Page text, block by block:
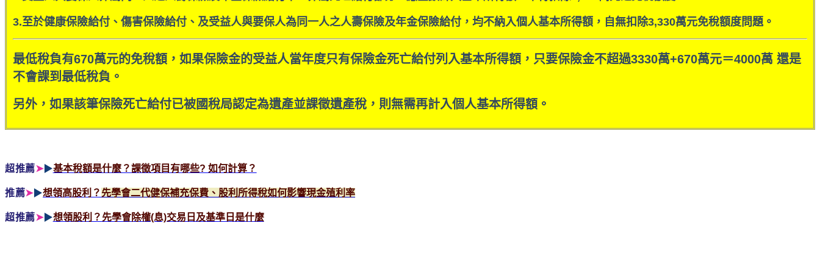
3.至於健康保險給付、傷害保險給付、及受益人與要保人為同一人之人壽保險及年金保險給付，均不納入個人基本所得額，自無扣除3,330萬元免稅額度問題。
最低稅負有670萬元的免稅額，如果保險金的受益人當年度只有保險金死亡給付列入基本所得額，只要保險金不超過3330萬+670萬元＝4000萬 還是
不會課到最低稅負。
另外，如果該筆保險死亡給付已被國稅局認定為遺產並課徵遺產稅，則無需再計入個人基本所得額。
超推薦➤▶基本稅額是什麼？課徵項目有哪些? 如何計算？
推薦➤▶想領高股利？ 先學會二代健保補充保費、股利所得稅如何影響現金殖利率
超推薦➤▶想領股利？先學會除權(息)交易日及基準日是什麼